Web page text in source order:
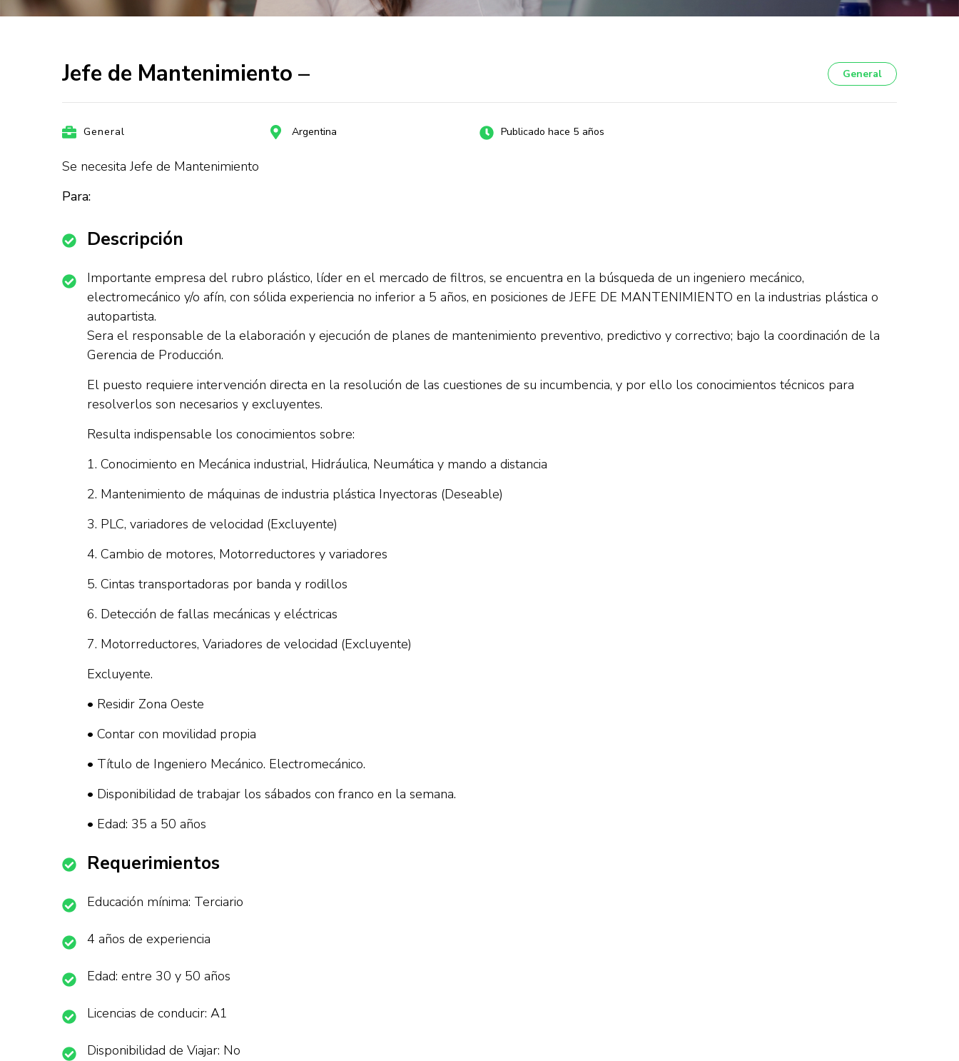
Jefe de Mantenimiento – General
General Argentina Publicado hace 5 años
Se necesita Jefe de Mantenimiento
Para:
Descripción
Importante empresa del rubro plástico, líder en el mercado de filtros, se encuentra en la búsqueda de un ingeniero mecánico,
electromecánico y/o afín, con sólida experiencia no inferior a 5 años, en posiciones de JEFE DE MANTENIMIENTO en la industrias plástica o
autopartista.
Sera el responsable de la elaboración y ejecución de planes de mantenimiento preventivo, predictivo y correctivo; bajo la coordinación de la
Gerencia de Producción.
El puesto requiere intervención directa en la resolución de las cuestiones de su incumbencia, y por ello los conocimientos técnicos para
resolverlos son necesarios y excluyentes.
Resulta indispensable los conocimientos sobre:
1. Conocimiento en Mecánica industrial, Hidráulica, Neumática y mando a distancia
2. Mantenimiento de máquinas de industria plástica Inyectoras (Deseable)
3. PLC, variadores de velocidad (Excluyente)
4. Cambio de motores, Motorreductores y variadores
5. Cintas transportadoras por banda y rodillos
6. Detección de fallas mecánicas y eléctricas
7. Motorreductores, Variadores de velocidad (Excluyente)
Excluyente.
• Residir Zona Oeste
• Contar con movilidad propia
• Título de Ingeniero Mecánico. Electromecánico.
• Disponibilidad de trabajar los sábados con franco en la semana.
• Edad: 35 a 50 años
Requerimientos
Educación mínima: Terciario
4 años de experiencia
Edad: entre 30 y 50 años
Licencias de conducir: A1
Disponibilidad de Viajar: No